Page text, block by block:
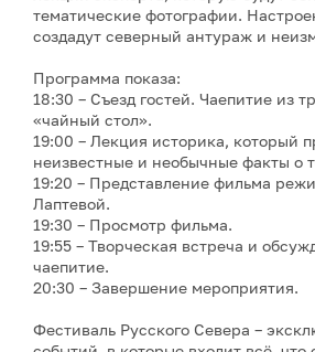
тематические фотографии.
создадут северный антураж и
Программа показа:
18:30 – Съезд гостей. Чаепитие из
«чайный стол».
19:00 – Лекция историка, который
неизвестные и необычные факты о
19:20 – Представление фильма
Лаптевой.
19:30 – Просмотр фильма.
19:55 – Творческая встреча и
чаепитие.
20:30 – Завершение мероприятия.
Фестиваль Русского Севера –